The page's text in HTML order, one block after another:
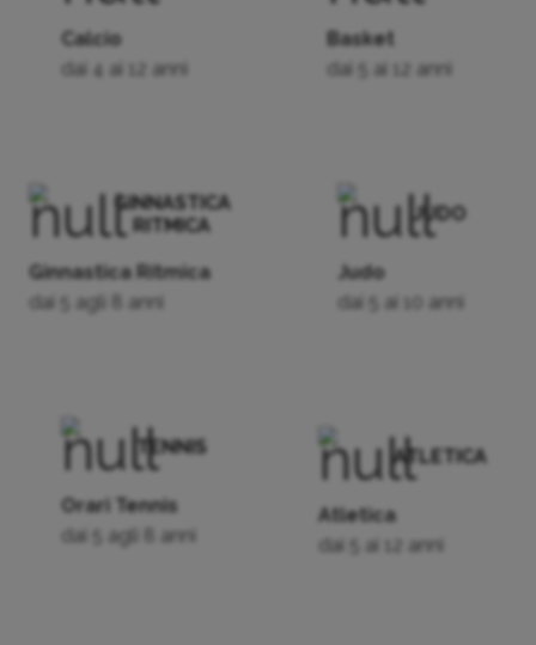
Calcio
dai 4 ai 12 anni
GINNASTICA
RITMICA
Ginnastica Ritmica
dai 5 agli 8 anni
Basket
dai 5 ai 12 anni
JUDO
Judo
dai 5 ai 10 anni
TENNIS
Orari Tennis
dai 5 agli 8 anni
ATLETICA
Atletica
dai 5 ai 12 anni